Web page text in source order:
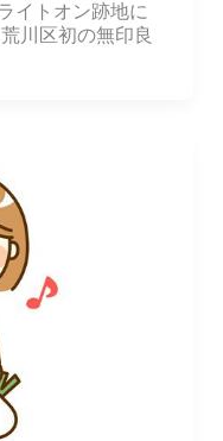
イトオン跡地に
川区初の無印良